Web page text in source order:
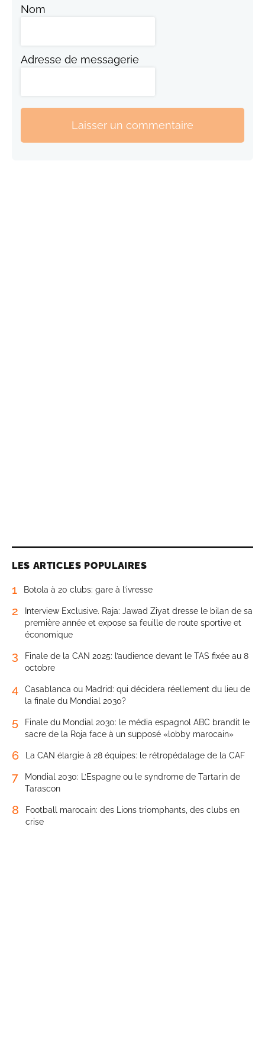
Nom
Adresse de messagerie
Laisser un commentaire
LES ARTICLES POPULAIRES
1 Botola à 20 clubs: gare à l’ivresse
2
Interview Exclusive. Raja: Jawad Ziyat dresse le bilan de sa
première année et expose sa feuille de route sportive et
économique
3
Finale de la CAN 2025: l’audience devant le TAS fixée au 8
octobre
4
Casablanca ou Madrid: qui décidera réellement du lieu de
la finale du Mondial 2030?
5
Finale du Mondial 2030: le média espagnol ABC brandit le
sacre de la Roja face à un supposé «lobby marocain»
6 La CAN élargie à 28 équipes: le rétropédalage de la CAF
7
Mondial 2030: L’Espagne ou le syndrome de Tartarin de
Tarascon
8
Football marocain: des Lions triomphants, des clubs en
crise